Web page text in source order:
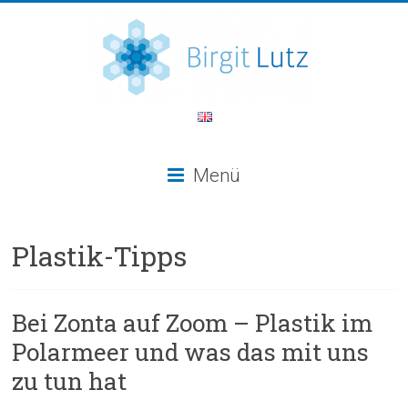
Menü
Plastik-Tipps
Bei Zonta auf Zoom – Plastik im
Polarmeer und was das mit uns
zu tun hat